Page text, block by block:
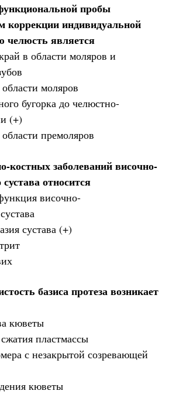
пробы
коррекции индивидуальной
является
в области моляров и
моляров
бугорка до челюстно-
(+)
премоляров
костных заболеваний височно-
относится
височно-
сустава (+)
базиса протеза возникает
кюветы
пластмассы
с незакрытой созревающей
кюветы